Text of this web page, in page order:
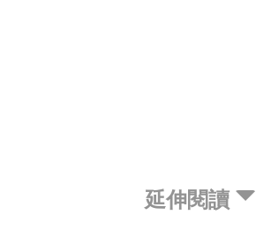
延伸閱讀